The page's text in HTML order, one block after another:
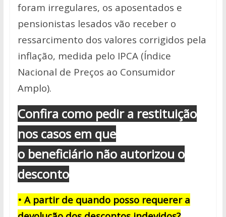
foram irregulares, os aposentados e
pensionistas lesados vão receber o
ressarcimento dos valores corrigidos pela
inflação, medida pelo IPCA (Índice
Nacional de Preços ao Consumidor
Amplo).
Confira como pedir a restituição
nos casos em que
o beneficiário não autorizou o
desconto
• A partir de quando posso requerer a